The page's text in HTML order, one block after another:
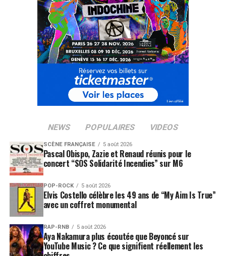
NEWS POPULAIRES VIDEOS
SCÈNE FRANÇAISE 5 août 2026
Pascal Obispo, Zazie et Renaud réunis pour le
concert “SOS Solidarité Incendies” sur M6
POP-ROCK 5 août 2026
Elvis Costello célèbre les 49 ans de “My Aim Is True”
avec un coffret monumental
RAP-RNB 5 août 2026
Aya Nakamura plus écoutée que Beyoncé sur
YouTube Music ? Ce que signifient réellement les